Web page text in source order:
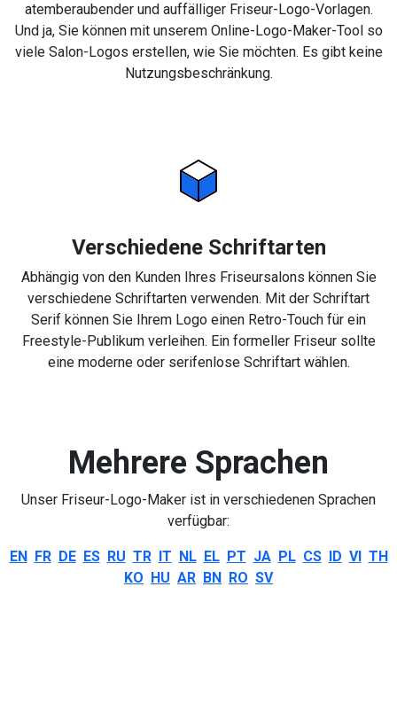
atemberaubender und auffälliger Friseur-Logo-Vorlagen.
Und ja, Sie können mit unserem Online-Logo-Maker-Tool so
viele Salon-Logos erstellen, wie Sie möchten. Es gibt keine
Nutzungsbeschränkung.
Verschiedene Schriftarten
Abhängig von den Kunden Ihres Friseursalons können Sie
verschiedene Schriftarten verwenden. Mit der Schriftart
Serif können Sie Ihrem Logo einen Retro-Touch für ein
Freestyle-Publikum verleihen. Ein formeller Friseur sollte
eine moderne oder serifenlose Schriftart wählen.
Mehrere Sprachen
Unser Friseur-Logo-Maker ist in verschiedenen Sprachen
verfügbar:
EN FR DE ES RU TR IT NL EL PT JA PL CS ID VI TH
KO HU AR BN RO SV